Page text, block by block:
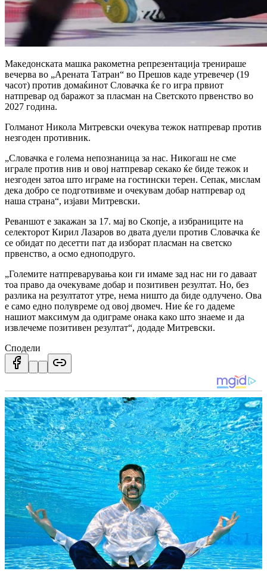
Македонската машка ракометна репрезентација тренираше
вечерва во „Арената Татран“ во Прешов каде утревечер (19
часот) против домаќинот Словачка ќе го игра првиот
натпревар од баражот за пласман на Светското првенство во
2027 година.
Голманот Никола Митревски очекува тежок натпревар против
незгоден противник.
„Словачка е голема непознаница за нас. Никогаш не сме
играле против нив и овој натпревар секако ќе биде тежок и
незгоден затоа што играме на гостински терен. Сепак, мислам
дека добро се подготвивме и очекувам добар натпревар од
наша страна“, изјави Митревски.
Реваншот е закажан за 17. мај во Скопје, а избраниците на
селекторот Кирил Лазаров во двата дуели против Словачка ќе
се обидат по десетти пат да изборат пласман на светско
првенство, а осмо едноподруго.
„Големите натпреварувања кои ги имаме зад нас ни го даваат
тоа право да очекуваме добар и позитивен резултат. Но, без
разлика на резултатот утре, нема ништо да биде одлучено. Ова
е само едно полувреме од овој двомеч. Ние ќе го дадеме
нашиот максимум да одиграме онака како што знаеме и да
извлечеме позитивен резултат“, додаде Митревски.
Сподели